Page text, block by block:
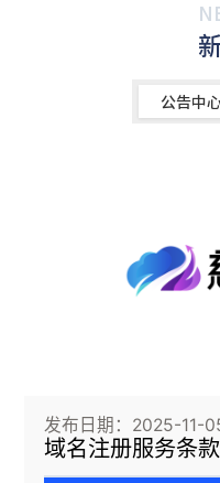
公告中
发布日期：2025-11-
域名注册服务条款